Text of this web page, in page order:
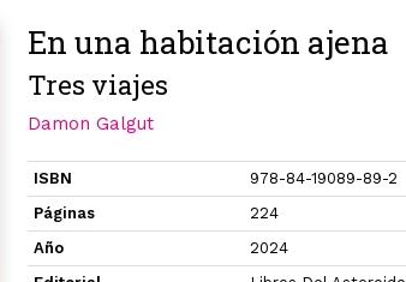
En una habitación ajena
Tres viajes
Damon Galgut
ISBN
978-84-19089-89-2
Páginas
224
Año
2024